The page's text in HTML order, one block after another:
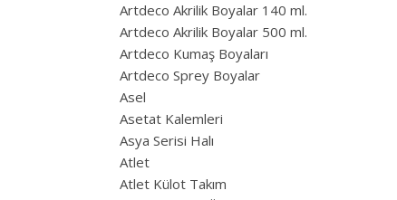
Artdeco Akrilik Boyalar 140 ml.
Artdeco Akrilik Boyalar 500 ml.
Artdeco Kumaş Boyaları
Artdeco Sprey Boyalar
Asel
Asetat Kalemleri
Asya Serisi Halı
Atlet
Atlet Külot Takım